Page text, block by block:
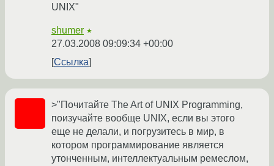
UNIX"
shumer ★
27.03.2008 09:09:34 +00:00
Ссылка
>"Почитайте The Art of UNIX Programming,
поизучайте вообще UNIX, если вы этого
еще не делали, и погрузитесь в мир, в
котором программирование является
утонченным, интеллектуальным ремеслом,